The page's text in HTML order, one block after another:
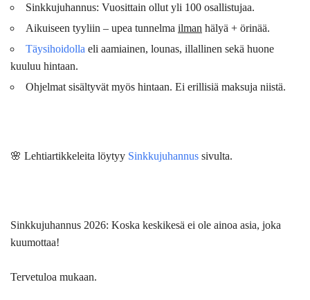
Sinkkujuhannus: Vuosittain ollut yli 100 osallistujaa.
Aikuiseen tyyliin – upea tunnelma ilman hälyä + örinää.
Täysihoidolla eli aamiainen, lounas, illallinen sekä huone
kuuluu hintaan.
Ohjelmat sisältyvät myös hintaan. Ei erillisiä maksuja niistä.
🌸 Lehtiartikkeleita löytyy Sinkkujuhannus sivulta.
Sinkkujuhannus 2026: Koska keskikesä ei ole ainoa asia, joka
kuumottaa!
Tervetuloa mukaan.